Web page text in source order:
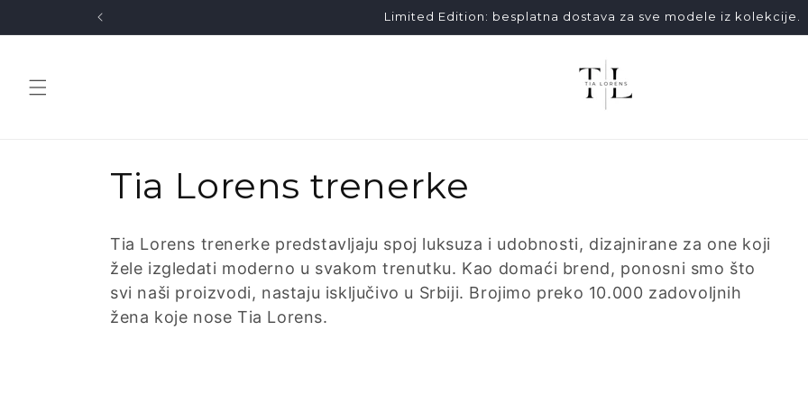
Limited Edition: besplatna dostava za sve modele iz kolekcije.
K
o
l
e
Tia Lorens trenerke
Tia Lorens trenerke predstavljaju spoj luksuza i udobnosti, dizajnirane za one koji
žele izgledati moderno u svakom trenutku. Kao domaći brend, ponosni smo što
svi naši proizvodi, nastaju isključivo u Srbiji. Brojimo preko 10.000 zadovoljnih
žena koje nose Tia Lorens.